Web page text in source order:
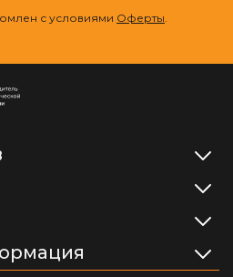
с условиями Оферты